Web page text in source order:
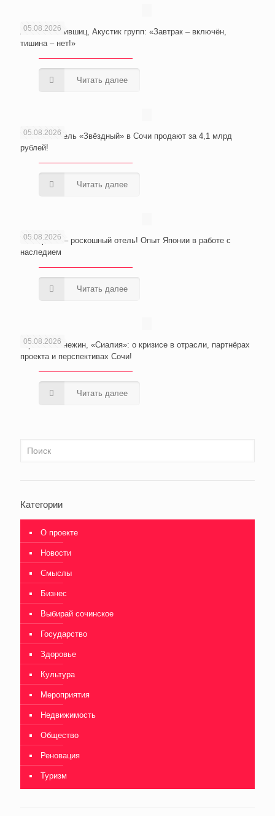
05.08.2026
Анатолий Лившиц, Акустик групп: «Завтрак – включён,
тишина – нет!»
Читать далее
05.08.2026
Wellness-отель «Звёздный» в Сочи продают за 4,1 млрд
рублей!
Читать далее
05.08.2026
Из тюрьмы – роскошный отель! Опыт Японии в работе с
наследием
Читать далее
05.08.2026
Юрий Неманежин, «Сиалия»: о кризисе в отрасли, партнёрах
проекта и перспективах Сочи!
Читать далее
Категории
О проекте
Новости
Смыслы
Бизнес
Выбирай сочинское
Государство
Здоровье
Культура
Мероприятия
Недвижимость
Общество
Реновация
Туризм